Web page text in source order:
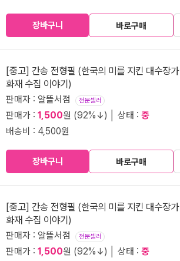
장바구니 바로구매
[중고] 간송 전형필 (한국의 미를 지킨 대수장
화재 수집 이야기)
판매자 : 알뜰서점 전문셀러
판매가 : 1,500원 (92%↓) │ 상태 : 중
배송비 : 4,500원
장바구니 바로구매
[중고] 간송 전형필 (한국의 미를 지킨 대수장
화재 수집 이야기)
판매자 : 알뜰서점 전문셀러
판매가 : 1,500원 (92%↓) │ 상태 : 중